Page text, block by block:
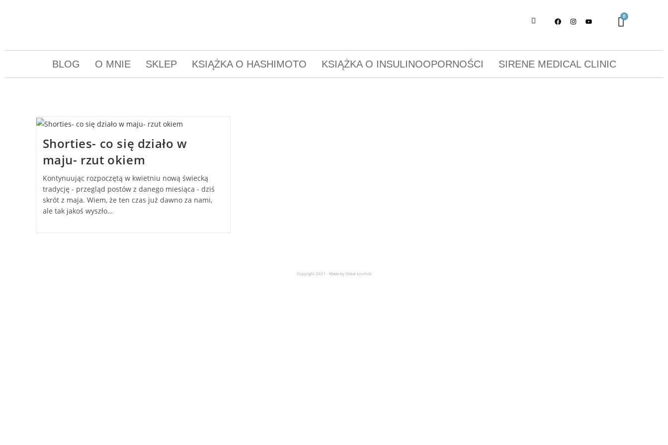
BLOG O MNIE SKLEP KSIĄŻKA O HASHIMOTO KSIĄŻKA O INSULINOOPORNOŚCI SIRENE MEDICAL CLINIC
Shorties- co się działo w
maju- rzut okiem
Kontynuując rozpoczętą w kwietniu nową świecką
tradycję - przegląd postów z danego miesiąca - dziś
skrót z maja. Wiem, że ten czas już dawno za nami,
ale tak jakoś wyszło…
Copyright 2021 - Made by Oskar Łoziński